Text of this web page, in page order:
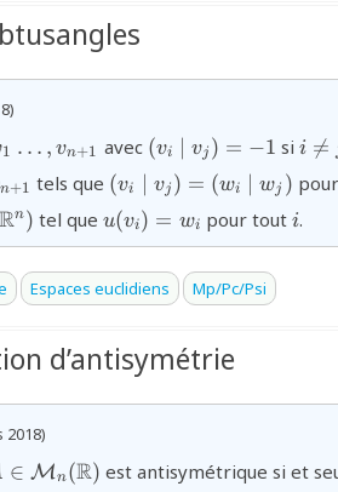
1 … , vn+1 avec {(v_{i}\mid
v_{j})=-1}
(vi ∣ vj ) = −1 si
j}
i 
=
n+1 tels que {(v_{i}\mid
v_{j})=
(w_{i}\mid
w_{j})}
(vi ∣ vj ) = (wi ∣ wj )
Rn) tel que {u(v_{i})=w_{i}}
u(vi) = wi pour tout {i}
i.
Espaces euclidiens Mp/Pc/Psi
d’antisymétrie
2018)
∈ Mn(R) est antisymétrique si et